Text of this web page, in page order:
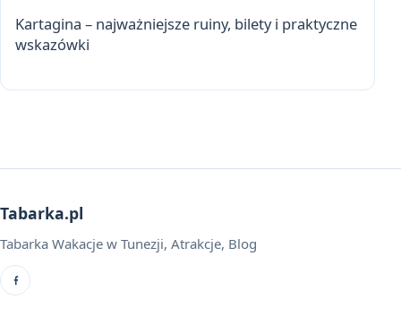
Kartagina – najważniejsze ruiny, bilety i praktyczne
wskazówki
Tabarka.pl
Tabarka Wakacje w Tunezji, Atrakcje, Blog